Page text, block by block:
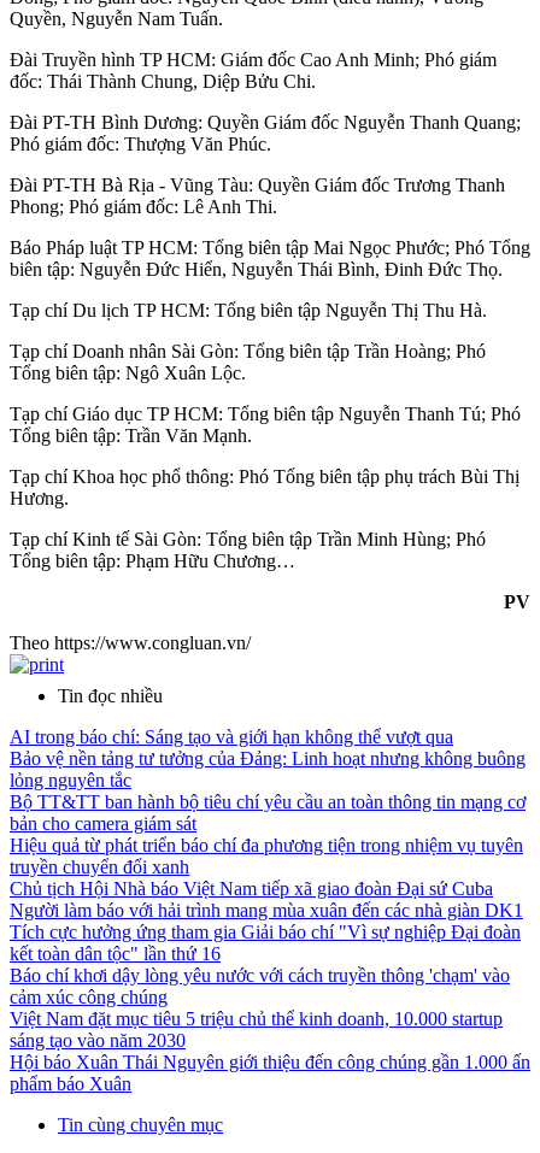
Quyền, Nguyễn Nam Tuấn.
Đài Truyền hình TP HCM: Giám đốc Cao Anh Minh; Phó giám
đốc: Thái Thành Chung, Diệp Bửu Chi.
Đài PT-TH Bình Dương: Quyền Giám đốc Nguyễn Thanh Quang;
Phó giám đốc: Thượng Văn Phúc.
Đài PT-TH Bà Rịa - Vũng Tàu: Quyền Giám đốc Trương Thanh
Phong; Phó giám đốc: Lê Anh Thi.
Báo Pháp luật TP HCM: Tổng biên tập Mai Ngọc Phước; Phó Tổng
biên tập: Nguyễn Đức Hiển, Nguyễn Thái Bình, Đinh Đức Thọ.
Tạp chí Du lịch TP HCM: Tổng biên tập Nguyễn Thị Thu Hà.
Tạp chí Doanh nhân Sài Gòn: Tổng biên tập Trần Hoàng; Phó
Tổng biên tập: Ngô Xuân Lộc.
Tạp chí Giáo dục TP HCM: Tổng biên tập Nguyễn Thanh Tú; Phó
Tổng biên tập: Trần Văn Mạnh.
Tạp chí Khoa học phổ thông: Phó Tổng biên tập phụ trách Bùi Thị
Hương.
Tạp chí Kinh tế Sài Gòn: Tổng biên tập Trần Minh Hùng; Phó
Tổng biên tập: Phạm Hữu Chương…
PV
Theo https://www.congluan.vn/
Tin đọc nhiều
AI trong báo chí: Sáng tạo và giới hạn không thể vượt qua
Bảo vệ nền tảng tư tưởng của Đảng: Linh hoạt nhưng không buông
lỏng nguyên tắc
Bộ TT&TT ban hành bộ tiêu chí yêu cầu an toàn thông tin mạng cơ
bản cho camera giám sát
Hiệu quả từ phát triển báo chí đa phương tiện trong nhiệm vụ tuyên
truyền chuyển đổi xanh
Chủ tịch Hội Nhà báo Việt Nam tiếp xã giao đoàn Đại sứ Cuba
Người làm báo với hải trình mang mùa xuân đến các nhà giàn DK1
Tích cực hưởng ứng tham gia Giải báo chí "Vì sự nghiệp Đại đoàn
kết toàn dân tộc" lần thứ 16
Báo chí khơi dậy lòng yêu nước với cách truyền thông 'chạm' vào
cảm xúc công chúng
Việt Nam đặt mục tiêu 5 triệu chủ thể kinh doanh, 10.000 startup
sáng tạo vào năm 2030
Hội báo Xuân Thái Nguyên giới thiệu đến công chúng gần 1.000 ấn
phẩm báo Xuân
Tin cùng chuyên mục